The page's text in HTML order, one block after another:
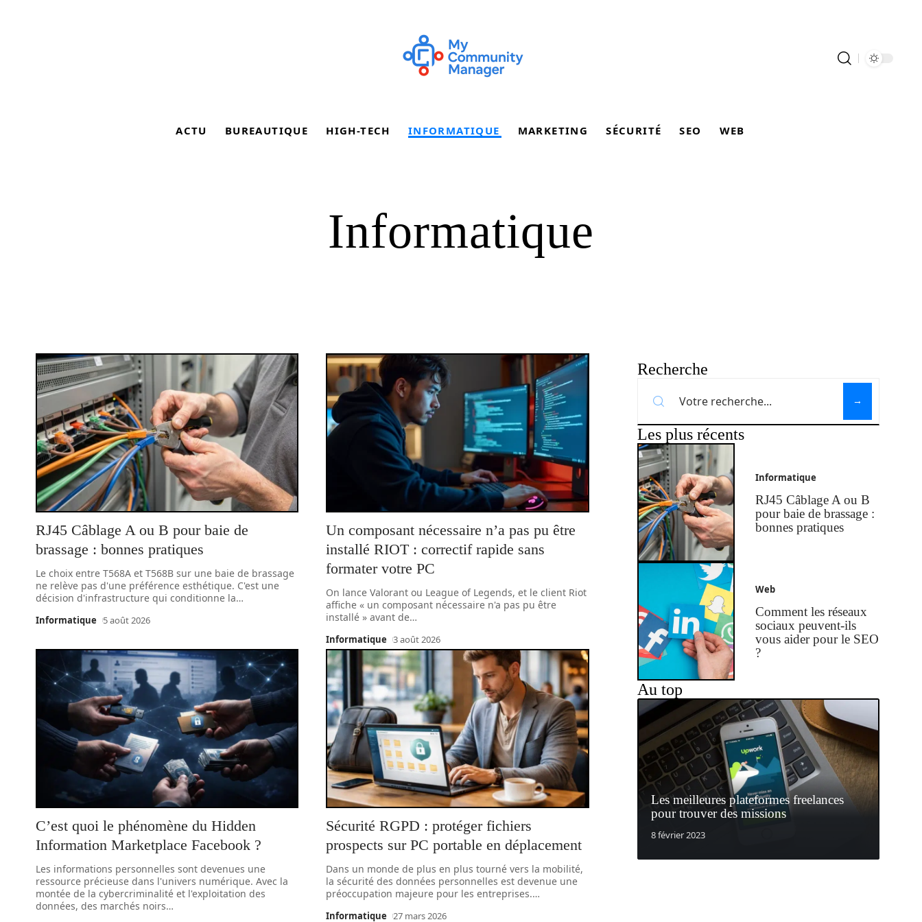
ACTU BUREAUTIQUE HIGH-TECH INFORMATIQUE MARKETING SÉCURITÉ SEO WEB
Informatique
RJ45 Câblage A ou B pour baie de
brassage : bonnes pratiques
Le choix entre T568A et T568B sur une baie de brassage
ne relève pas d'une préférence esthétique. C'est une
décision d'infrastructure qui conditionne la…
Informatique 5 août 2026
Un composant nécessaire n’a pas pu être
installé RIOT : correctif rapide sans
formater votre PC
On lance Valorant ou League of Legends, et le client Riot
affiche « un composant nécessaire n'a pas pu être
installé » avant de…
Informatique 3 août 2026
C’est quoi le phénomène du Hidden
Information Marketplace Facebook ?
Les informations personnelles sont devenues une
ressource précieuse dans l'univers numérique. Avec la
montée de la cybercriminalité et l'exploitation des
données, des marchés noirs…
Sécurité RGPD : protéger fichiers
prospects sur PC portable en déplacement
Dans un monde de plus en plus tourné vers la mobilité,
la sécurité des données personnelles est devenue une
préoccupation majeure pour les entreprises.…
Informatique 27 mars 2026
Recherche
Les plus récents
Informatique
RJ45 Câblage A ou B
pour baie de brassage :
bonnes pratiques
Web
Comment les réseaux
sociaux peuvent-ils
vous aider pour le SEO
?
Au top
Les meilleures plateformes freelances
pour trouver des missions
8 février 2023